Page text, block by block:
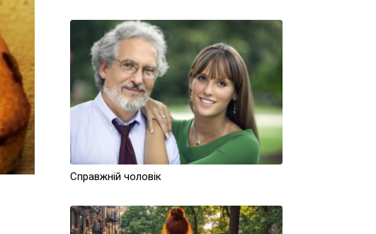
Справжній чоловік